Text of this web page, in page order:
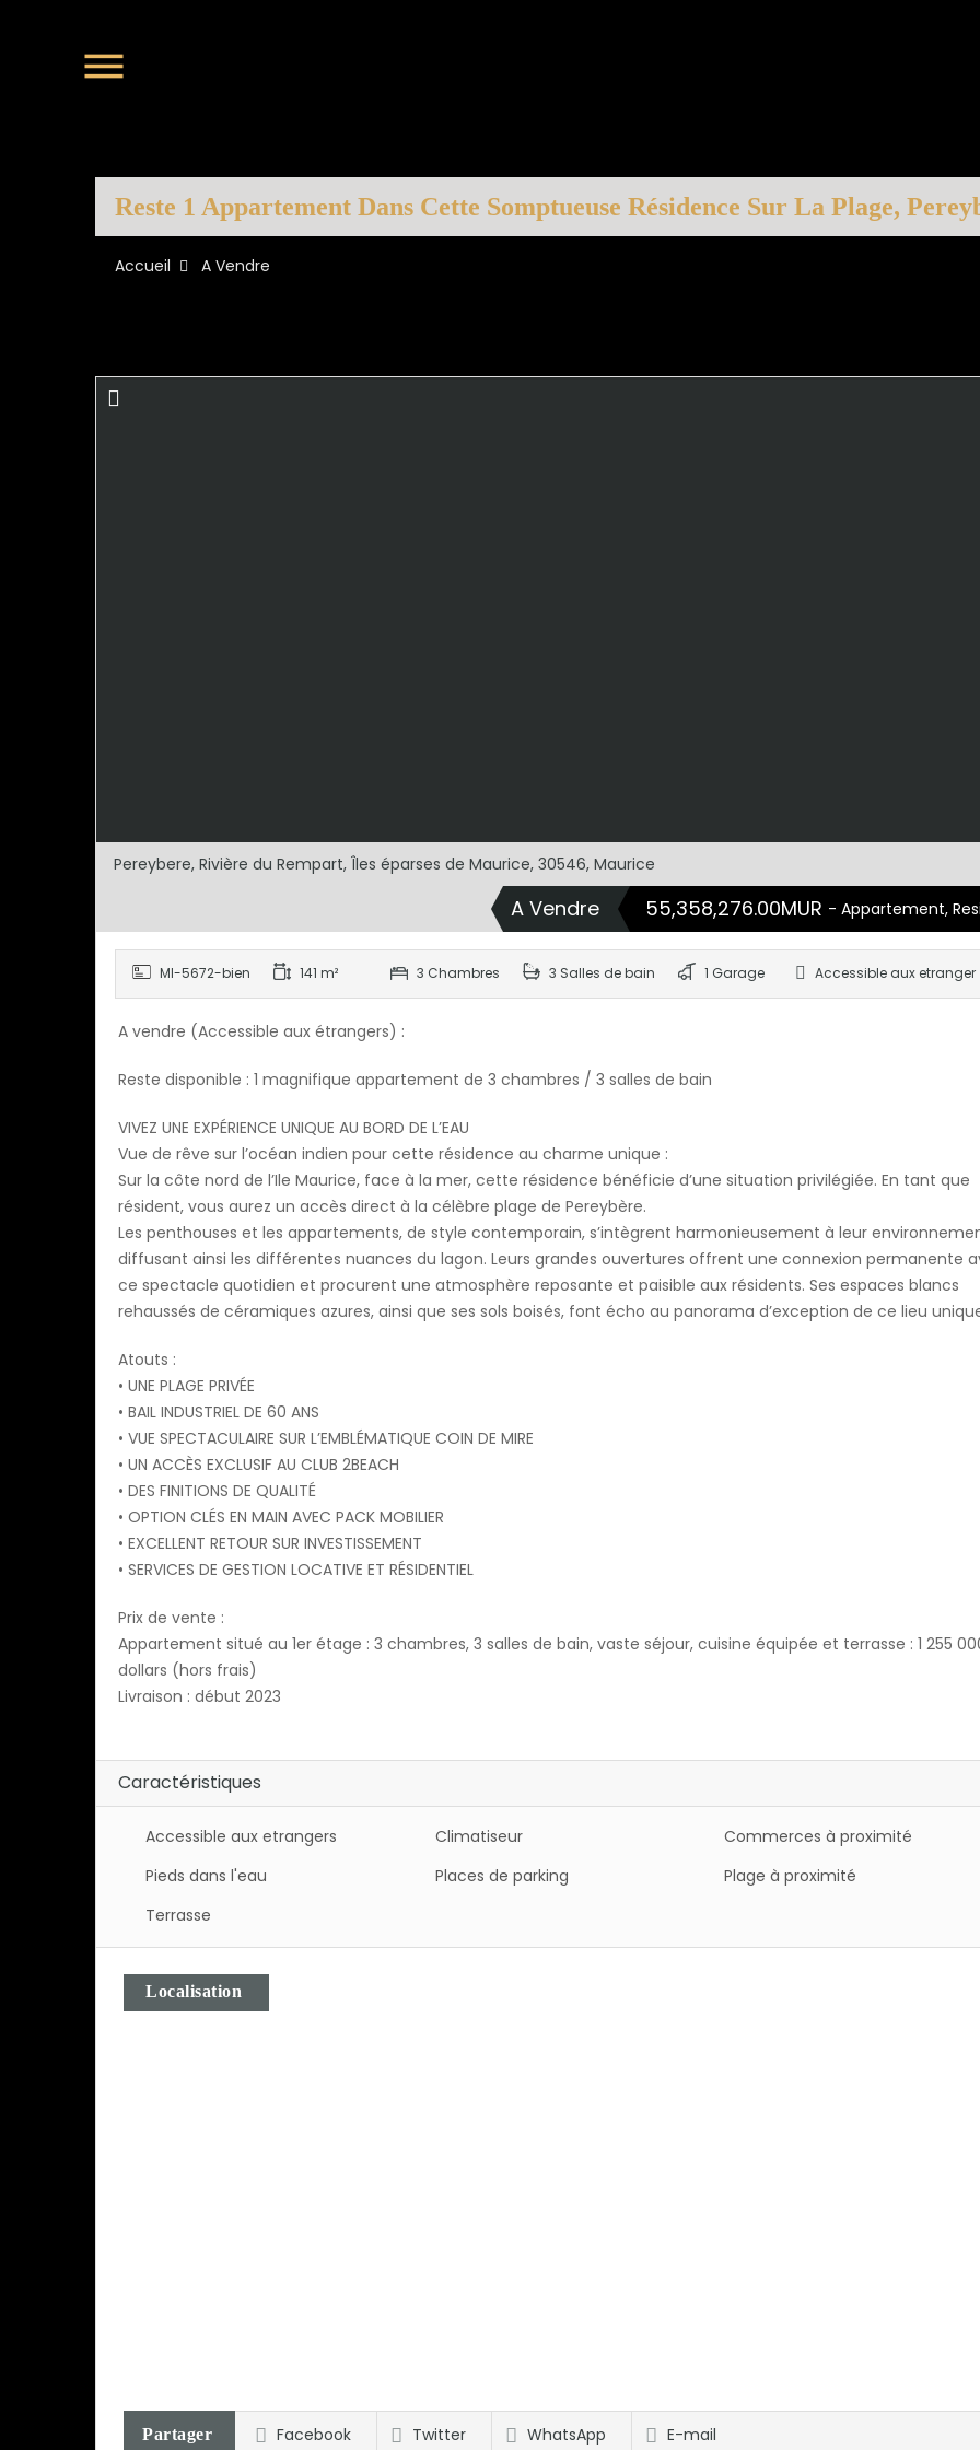
Reste 1 Appartement Dans Cette Somptueuse Résidence Sur La Plage,
Accueil A Vendre
Pereybere, Rivière du Rempart, Îles éparses de Maurice, 30546, Maurice
A Vendre 55,358,276.00MUR - Appartement,
MI-5672-bien 141 m² 3 Chambres 3 Salles de bain 1 Garage Accessible aux etranger
A vendre (Accessible aux étrangers) :
Reste disponible : 1 magnifique appartement de 3 chambres / 3 salles de bain
VIVEZ UNE EXPÉRIENCE UNIQUE AU BORD DE L’EAU
Vue de rêve sur l’océan indien pour cette résidence au charme unique :
Sur la côte nord de l’Ile Maurice, face à la mer, cette résidence bénéficie d’une situation privilégiée. En tant que
résident, vous aurez un accès direct à la célèbre plage de Pereybère.
Les penthouses et les appartements, de style contemporain, s’intègrent harmonieusement à leur
diffusant ainsi les différentes nuances du lagon. Leurs grandes ouvertures offrent une connexion permanente
ce spectacle quotidien et procurent une atmosphère reposante et paisible aux résidents. Ses espaces blancs
rehaussés de céramiques azures, ainsi que ses sols boisés, font écho au panorama d’exception de ce lieu
Atouts :
• UNE PLAGE PRIVÉE
• BAIL INDUSTRIEL DE 60 ANS
• VUE SPECTACULAIRE SUR L’EMBLÉMATIQUE COIN DE MIRE
• UN ACCÈS EXCLUSIF AU CLUB 2BEACH
• DES FINITIONS DE QUALITÉ
• OPTION CLÉS EN MAIN AVEC PACK MOBILIER
• EXCELLENT RETOUR SUR INVESTISSEMENT
• SERVICES DE GESTION LOCATIVE ET RÉSIDENTIEL
Prix de vente :
Appartement situé au 1er étage : 3 chambres, 3 salles de bain, vaste séjour, cuisine équipée et terrasse : 1 255
dollars (hors frais)
Livraison : début 2023
Caractéristiques
Accessible aux etrangers Climatiseur
Commerces à proximité
Pieds dans l'eau
Places de parking
Plage à proximité
Terrasse
Localisation
Partager Facebook Twitter WhatsApp E-mail